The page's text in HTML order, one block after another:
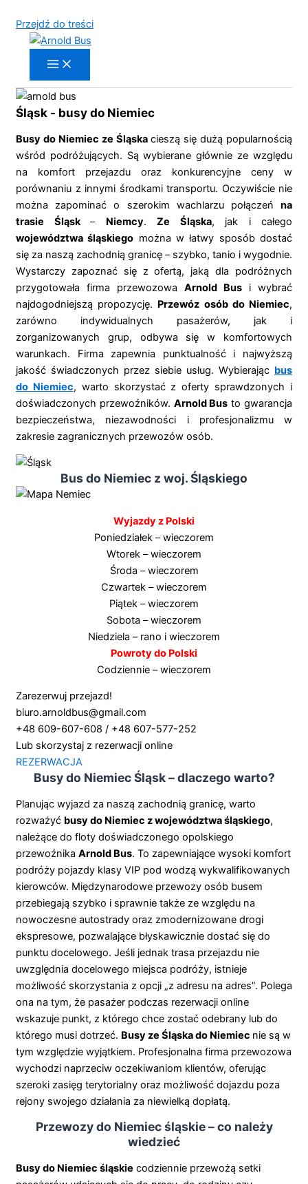
Przejdź do treści
Śląsk - busy do Niemiec​
Busy do Niemiec ze Śląskacieszą się dużą popularnością
wśród podróżujących. Są wybierane głównie ze względu
na komfort przejazdu oraz konkurencyjne ceny w
porównaniu z innymi środkami transportu. Oczywiście nie
można zapominać o szerokim wachlarzu połączeń na
trasie Śląsk – Niemcy. Ze Śląska, jak i całego
województwa śląskiego można w łatwy sposób dostać
się za naszą zachodnią granicę – szybko, tanio i wygodnie.
Wystarczy zapoznać się z ofertą, jaką dla podróżnych
przygotowała firma przewozowa Arnold Bus i wybrać
najdogodniejszą propozycję. Przewóz osób do Niemiec,
zarówno indywidualnych pasażerów, jak i
zorganizowanych grup, odbywa się w komfortowych
warunkach. Firma zapewnia punktualność i najwyższą
jakość świadczonych przez siebie usług. Wybierając bus
do Niemiec, warto skorzystać z oferty sprawdzonych i
doświadczonych przewoźników. Arnold Bus to gwarancja
bezpieczeństwa, niezawodności i profesjonalizmu w
zakresie zagranicznych przewozów osób.
Bus do Niemiec z woj. Śląskiego
Wyjazdy z Polski
Poniedziałek – wieczorem
Wtorek – wieczorem
Środa – wieczorem
Czwartek – wieczorem
Piątek – wieczorem
Sobota – wieczorem
Niedziela – rano i wieczorem
Powroty do Polski
Codziennie – wieczorem
Zarezerwuj przejazd!
biuro.arnoldbus@gmail.com
+48 609-607-608 / +48 607-577-252
Lub skorzystaj z rezerwacji online
REZERWACJA
Busy do Niemiec Śląsk – dlaczego warto?
Planując wyjazd za naszą zachodnią granicę, warto
rozważyć busy do Niemiec z województwa śląskiego,
należące do floty doświadczonego opolskiego
przewoźnika Arnold Bus. To zapewniające wysoki komfort
podróży pojazdy klasy VIP pod wodzą wykwalifikowanych
kierowców. Międzynarodowe przewozy osób busem
przebiegają szybko i sprawnie także ze względu na
nowoczesne autostrady oraz zmodernizowane drogi
ekspresowe, pozwalające błyskawicznie dostać się do
punktu docelowego. Jeśli jednak trasa przejazdu nie
uwzględnia docelowego miejsca podróży, istnieje
możliwość skorzystania z opcji „z adresu na adres”. Polega
ona na tym, że pasażer podczas rezerwacji online
wskazuje punkt, z którego chce zostać odebrany lub do
którego musi dotrzeć. Busy ze Śląska do Niemiec nie są w
tym względzie wyjątkiem. Profesjonalna firma przewozowa
wychodzi naprzeciw oczekiwaniom klientów, oferując
szeroki zasięg terytorialny oraz możliwość dojazdu poza
rejony swojego działania za niewielką dopłatą.
Przewozy do Niemiec śląskie – co należy
wiedzieć
Busy do Niemiec śląskie codziennie przewożą setki